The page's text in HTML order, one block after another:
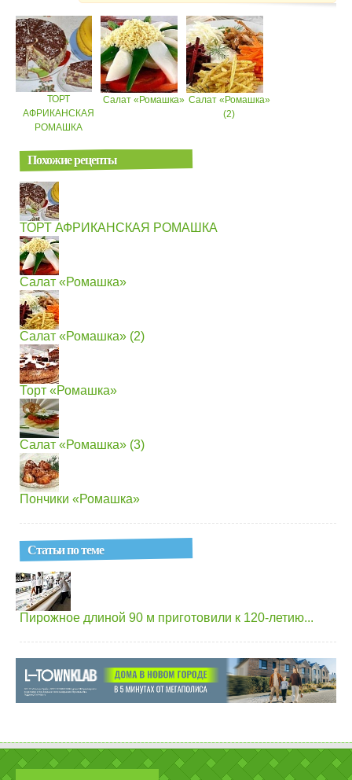
ТОРТ
АФРИКАНСКАЯ
РОМАШКА
Салат «Ромашка» Салат «Ромашка»
(2)
Похожие рецепты
ТОРТ АФРИКАНСКАЯ РОМАШКА
Салат «Ромашка»
Салат «Ромашка» (2)
Торт «Ромашка»
Салат «Ромашка» (3)
Пончики «Ромашка»
Статьи по теме
Пирожное длиной 90 м приготовили к 120-летию...